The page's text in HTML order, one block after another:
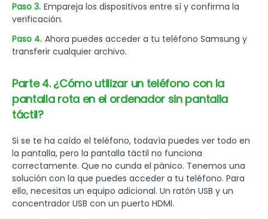
Paso 3. Empareja los dispositivos entre sí y confirma la
verificación.
Paso 4. Ahora puedes acceder a tu teléfono Samsung y
transferir cualquier archivo.
Parte 4. ¿Cómo utilizar un teléfono con la
pantalla rota en el ordenador sin pantalla
táctil?
Si se te ha caído el teléfono, todavía puedes ver todo en
la pantalla, pero la pantalla táctil no funciona
correctamente. Que no cunda el pánico. Tenemos una
solución con la que puedes acceder a tu teléfono. Para
ello, necesitas un equipo adicional. Un ratón USB y un
concentrador USB con un puerto HDMI.